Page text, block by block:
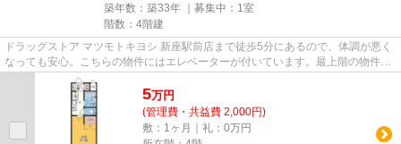
築年数：築33年 ｜募集中： 1室
階数：4階建
ドラッグストア マツモトキヨシ 新座駅前店まで徒歩5分にあるので、体調が悪く
なっても安心。こちらの物件にはエレベーターが付いています。最上階の物件で
す。2駅利用できる場所にあ...
5万円
(管理費・共益費 2,000円)
敷：1ヶ月｜礼：0万円